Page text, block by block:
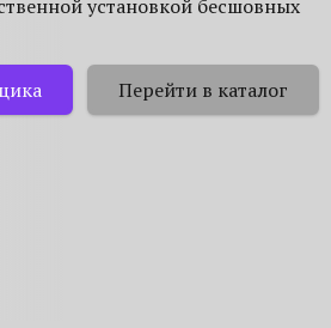
установкой бесшовных
Перейти в каталог